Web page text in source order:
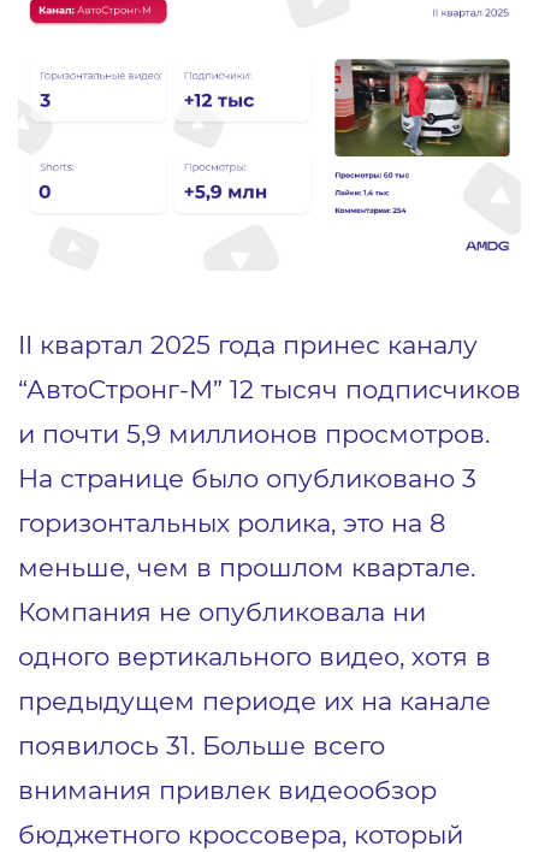
II квартал 2025 года принес каналу
“АвтоСтронг-М” 12 тысяч подписчиков
и почти 5,9 миллионов просмотров.
На странице было опубликовано 3
горизонтальных ролика, это на 8
меньше, чем в прошлом квартале.
Компания не опубликовала ни
одного вертикального видео, хотя в
предыдущем периоде их на канале
появилось 31. Больше всего
внимания привлек видеообзор
бюджетного кроссовера, который